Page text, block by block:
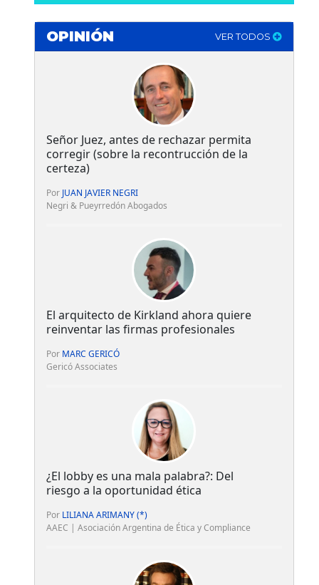
OPINIÓN VER TODOS
Señor Juez, antes de rechazar permita
corregir (sobre la recontrucción de la
certeza)
Por JUAN JAVIER NEGRI
Negri & Pueyrredón Abogados
El arquitecto de Kirkland ahora quiere
reinventar las firmas profesionales
Por MARC GERICÓ
Gericó Associates
¿El lobby es una mala palabra?: Del
riesgo a la oportunidad ética
Por LILIANA ARIMANY (*)
AAEC | Asociación Argentina de Ética y Compliance